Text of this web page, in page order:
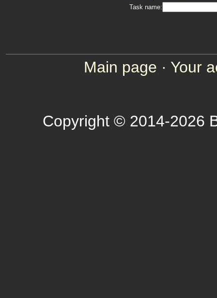
Task name:
Main page · Your
Copyright © 2014-2026